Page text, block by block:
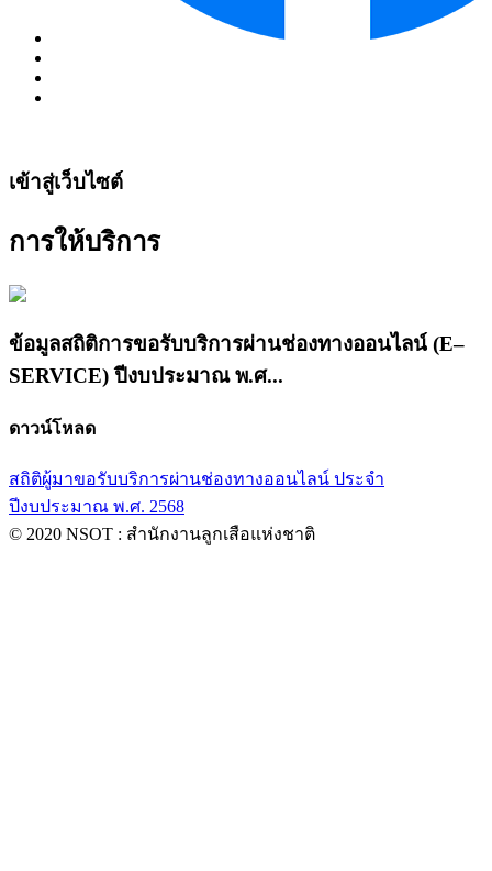
เข้าสู่เว็บไซต์
การให้บริการ
ข้อมูลสถิติการขอรับบริการผ่านช่องทางออนไลน์ (E–
SERVICE) ปีงบประมาณ พ.ศ...
ดาวน์โหลด
สถิติผู้มาขอรับบริการผ่านช่องทางออนไลน์ ประจำ
ปีงบประมาณ พ.ศ. 2568
© 2020 NSOT : สำนักงานลูกเสือแห่งชาติ